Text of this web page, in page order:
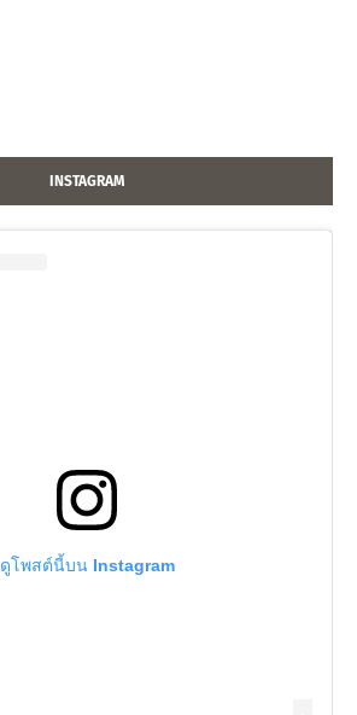
INSTAGRAM
ดูโพสต์นี้บน Instagram